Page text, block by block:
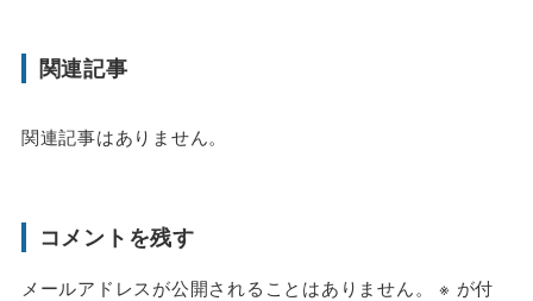
関連記事
関連記事はありません。
コメントを残す
メールアドレスが公開されることはありません。 ※ が付